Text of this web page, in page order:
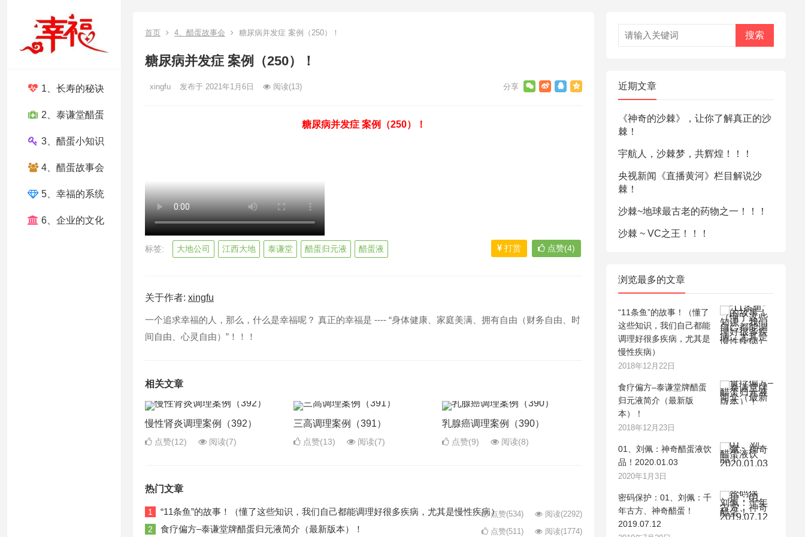
1、长寿的秘诀
2、泰谦堂醋蛋
3、醋蛋小知识
4、醋蛋故事会
5、幸福的系统
6、企业的文化
首页 4、醋蛋故事会 糖尿病并发症 案例（250）！
糖尿病并发症 案例（250）！
xingfu 发布于 2021年1月6日 阅读(13)
糖尿病并发症 案例（250）！
标签: 大地公司 江西大地 泰谦堂 醋蛋归元液 醋蛋液 打赏 点赞(4)
关于作者: xingfu
一个追求幸福的人，那么，什么是幸福呢？ 真正的幸福是 ---- “身体健康、家庭美满、拥有自由（财务自由、时
间自由、心灵自由）”！！！
相关文章
慢性肾炎调理案例（392）
点赞(12) 阅读(7)
三高调理案例（391）
点赞(13) 阅读(7)
乳腺癌调理案例（390）
点赞(9) 阅读(8)
热门文章
1 “11条鱼”的故事！（懂了这些知识，我们自己都能调理好很多疾病，尤其是慢性疾病）点赞(534) 阅读(2292)
2 食疗偏方–泰谦堂牌醋蛋归元液简介（最新版本）！ 点赞(511) 阅读(1774)
搜索
近期文章
《神奇的沙棘》，让你了解真正的沙
棘！
宇航人，沙棘梦，共辉煌！！！
央视新闻《直播黄河》栏目解说沙
棘！
沙棘~地球最古老的药物之一！！！
沙棘 ~ VC之王！！！
浏览最多的文章
“11条鱼”的故事！（懂了
这些知识，我们自己都能
调理好很多疾病，尤其是
慢性疾病）
2018年12月22日
食疗偏方–泰谦堂牌醋蛋
归元液简介（最新版
本）！
2018年12月23日
01、刘佩：神奇醋蛋液饮
品！2020.01.03
2020年1月3日
密码保护：01、刘佩：千
年古方、神奇醋蛋！
2019.07.12